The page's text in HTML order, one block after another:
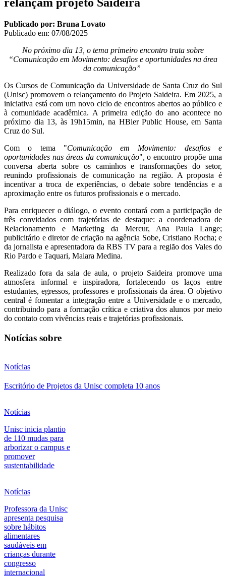
relançam projeto Saideira
Publicado por: Bruna Lovato
Publicado em: 07/08/2025
No próximo dia 13, o tema primeiro encontro trata sobre
“Comunicação em Movimento: desafios e oportunidades na área
da comunicação”
Os Cursos de Comunicação da Universidade de Santa Cruz do Sul
(Unisc) promovem o relançamento do Projeto Saideira. Em 2025, a
iniciativa está com um novo ciclo de encontros abertos ao público e
à comunidade acadêmica. A primeira edição do ano acontece no
próximo dia 13, às 19h15min, na HBier Public House, em Santa
Cruz do Sul.
Com o tema "Comunicação em Movimento: desafios e
oportunidades nas áreas da comunicação", o encontro propõe uma
conversa aberta sobre os caminhos e transformações do setor,
reunindo profissionais de comunicação na região. A proposta é
incentivar a troca de experiências, o debate sobre tendências e a
aproximação entre os futuros profissionais e o mercado.
Para enriquecer o diálogo, o evento contará com a participação de
três convidados com trajetórias de destaque: a coordenadora de
Relacionamento e Marketing da Mercur, Ana Paula Lange;
publicitário e diretor de criação na agência Sobe, Cristiano Rocha; e
da jornalista e apresentadora da RBS TV para a região dos Vales do
Rio Pardo e Taquari, Maiara Medina.
Realizado fora da sala de aula, o projeto Saideira promove uma
atmosfera informal e inspiradora, fortalecendo os laços entre
estudantes, egressos, professores e profissionais da área. O objetivo
central é fomentar a integração entre a Universidade e o mercado,
contribuindo para a formação crítica e criativa dos alunos por meio
do contato com vivências reais e trajetórias profissionais.
Notícias sobre
Notícias
Escritório de Projetos da Unisc completa 10 anos
Notícias
Unisc inicia plantio
de 110 mudas para
arborizar o campus e
promover
sustentabilidade
Notícias
Professora da Unisc
apresenta pesquisa
sobre hábitos
alimentares
saudáveis em
crianças durante
congresso
internacional